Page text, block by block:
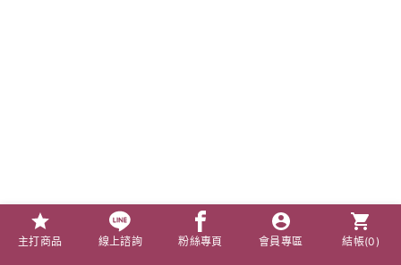
主打商品 線上諮詢 粉絲專頁 會員專區 結帳(0)